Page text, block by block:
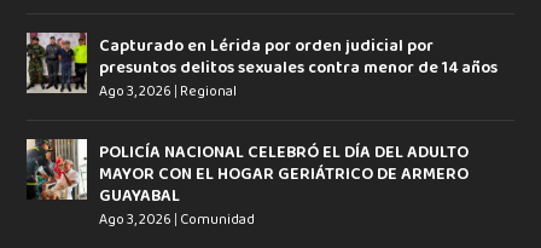
Capturado en Lérida por orden judicial por
presuntos delitos sexuales contra menor de 14 años
Ago 3, 2026 | Regional
POLICÍA NACIONAL CELEBRÓ EL DÍA DEL ADULTO
MAYOR CON EL HOGAR GERIÁTRICO DE ARMERO
GUAYABAL
Ago 3, 2026 | Comunidad